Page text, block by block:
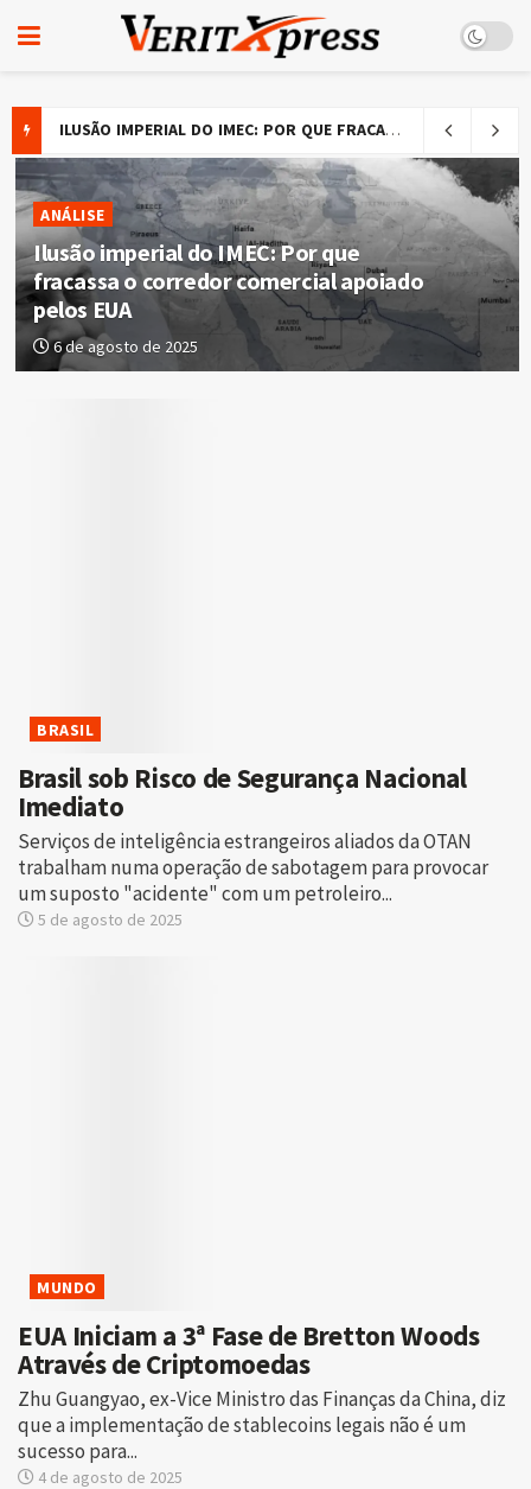
ILUSÃO IMPERIAL DO IMEC: POR QUE FRACASSA O CORREDOR COMERCIAL APOIADO PELOS EUA
ANÁLISE
Ilusão imperial do IMEC: Por que
fracassa o corredor comercial apoiado
pelos EUA
6 de agosto de 2025
BRASIL
Brasil sob Risco de Segurança Nacional
Imediato
Serviços de inteligência estrangeiros aliados da OTAN
trabalham numa operação de sabotagem para provocar
um suposto "acidente" com um petroleiro...
5 de agosto de 2025
MUNDO
EUA Iniciam a 3ª Fase de Bretton Woods
Através de Criptomoedas
Zhu Guangyao, ex-Vice Ministro das Finanças da China, diz
que a implementação de stablecoins legais não é um
sucesso para...
4 de agosto de 2025